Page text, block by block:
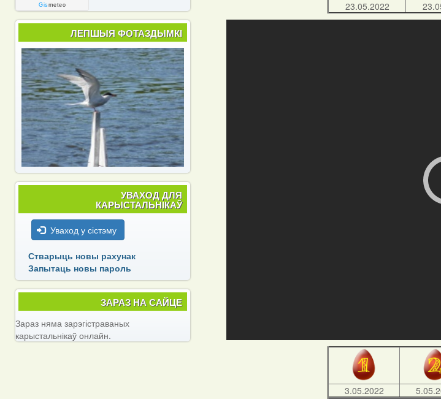
23.05.2022
3.05.2022
Gismeteo
ЛЕПШЫЯ ФОТАЗДЫМКІ
УВАХОД ДЛЯ
КАРЫСТАЛЬНІКАЎ
Уваход у сістэму
Стварыць новы рахунак
Запытаць новы пароль
ЗАРАЗ НА САЙЦЕ
Зараз няма зарэгістраваных
карыстальнікаў онлайн.